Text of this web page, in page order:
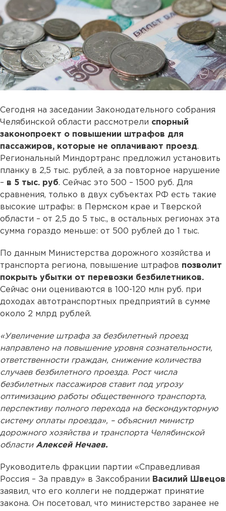
Сегодня на заседании Законодательного собрания
Челябинской области рассмотрели спорный
законопроект о повышении штрафов для
пассажиров, которые не оплачивают проезд.
Региональный Миндортранс предложил установить
планку в 2,5 тыс. рублей, а за повторное нарушение
– в 5 тыс. руб. Сейчас это 500 – 1500 руб. Для
сравнения, только в двух субъектах РФ есть такие
высокие штрафы: в Пермском крае и Тверской
области – от 2,5 до 5 тыс., в остальных регионах эта
сумма гораздо меньше: от 500 рублей до 1 тыс.
По данным Министерства дорожного хозяйства и
транспорта региона, повышение штрафов позволит
покрыть убытки от перевозки безбилетников.
Сейчас они оцениваются в 100-120 млн руб. при
доходах автотранспортных предприятий в сумме
около 2 млрд рублей.
«Увеличение штрафа за безбилетный проезд
направлено на повышение уровня сознательности,
ответственности граждан, снижение количества
случаев безбилетного проезда. Рост числа
безбилетных пассажиров ставит под угрозу
оптимизацию работы общественного транспорта,
перспективу полного перехода на бескондукторную
систему оплаты проезда», – объяснил министр
дорожного хозяйства и транспорта Челябинской
области Алексей Нечаев.
Руководитель фракции партии «Справедливая
Россия – За правду» в Заксобрании Василий Швецов
заявил, что его коллеги не поддержат принятие
закона. Он посетовал, что министерство заранее не